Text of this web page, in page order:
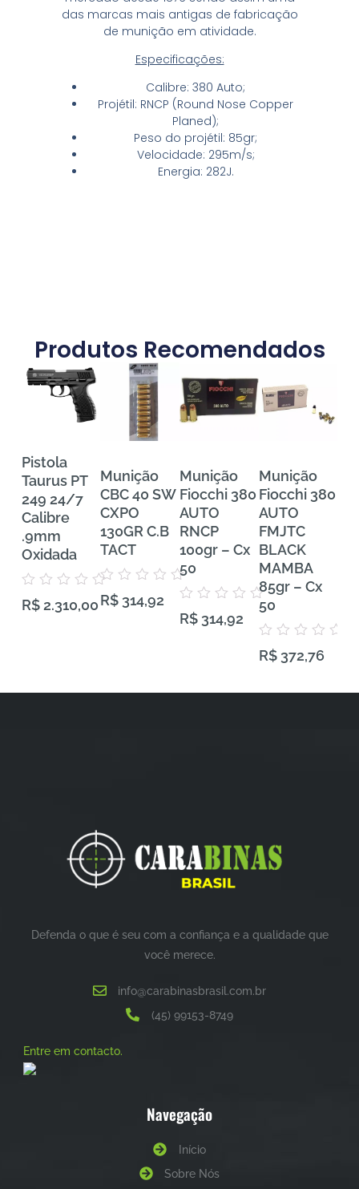
das marcas mais antigas de fabricação
de munição em atividade.
Especificações:
Calibre: 380 Auto;
Projétil: RNCP (Round Nose Copper
Planed);
Peso do projétil: 85gr;
Velocidade: 295m/s;
Energia: 282J.
Produtos Recomendados
Pistola
Taurus PT
249 24/7
Calibre
.9mm
Oxidada
0
R$2.310,00
Munição
CBC 40 SW
CXPO
130GR C.B
TACT
0
R$ 314,92
Munição
Fiocchi 380
AUTO
RNCP
100gr – Cx
50
0
R$ 314,92
Munição
Fiocchi 380
AUTO
FMJTC
BLACK
MAMBA
85gr – Cx
50
0
R$372,76
Defenda o que é seu com a confiança e a qualidade que
você merece.
info@carabinasbrasil.com.br
(45) 99153-8749
Entre em contacto.
Navegação
Início
Sobre Nós